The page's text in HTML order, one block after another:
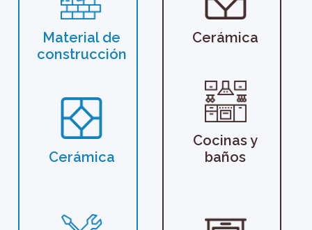
Material de
construcción
Cerámica
Cerámica
Cocinas y
baños